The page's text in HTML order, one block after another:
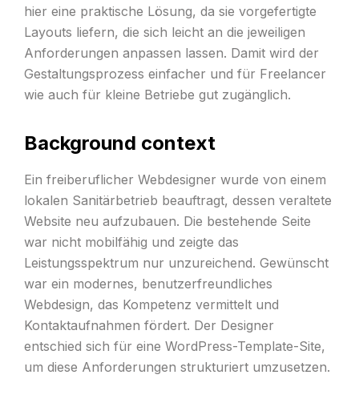
hier eine praktische Lösung, da sie vorgefertigte
Layouts liefern, die sich leicht an die jeweiligen
Anforderungen anpassen lassen. Damit wird der
Gestaltungsprozess einfacher und für Freelancer
wie auch für kleine Betriebe gut zugänglich.
Background context
Ein freiberuflicher Webdesigner wurde von einem
lokalen Sanitärbetrieb beauftragt, dessen veraltete
Website neu aufzubauen. Die bestehende Seite
war nicht mobilfähig und zeigte das
Leistungsspektrum nur unzureichend. Gewünscht
war ein modernes, benutzerfreundliches
Webdesign, das Kompetenz vermittelt und
Kontaktaufnahmen fördert. Der Designer
entschied sich für eine WordPress-Template-Site,
um diese Anforderungen strukturiert umzusetzen.